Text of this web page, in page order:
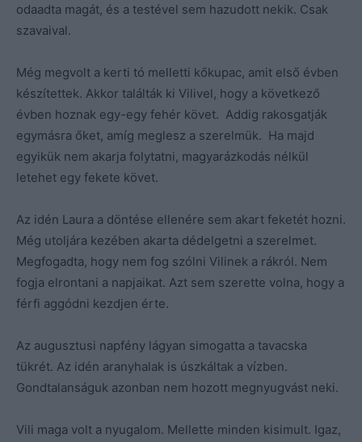
odaadta magát, és a testével sem hazudott nekik. Csak
szavaival.
Még megvolt a kerti tó melletti kőkupac, amit első évben
készítettek. Akkor találták ki Vilivel, hogy a következő
évben hoznak egy-egy fehér követ. Addig rakosgatják
egymásra őket, amíg meglesz a szerelmük. Ha majd
egyikük nem akarja folytatni, magyarázkodás nélkül
letehet egy fekete követ.
Az idén Laura a döntése ellenére sem akart feketét hozni.
Még utoljára kezében akarta dédelgetni a szerelmet.
Megfogadta, hogy nem fog szólni Vilinek a rákról. Nem
fogja elrontani a napjaikat. Azt sem szerette volna, hogy a
férfi aggódni kezdjen érte.
Az augusztusi napfény lágyan simogatta a tavacska
tükrét. Az idén aranyhalak is úszkáltak a vízben.
Gondtalanságuk azonban nem hozott megnyugvást neki.
Vili maga volt a nyugalom. Mellette minden kisimult. Igaz,